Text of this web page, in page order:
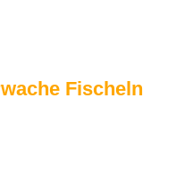
Fischeln